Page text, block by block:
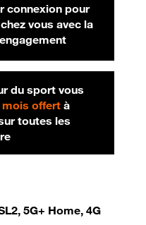
connexion pour
vous avec la
du sport vous
mois offertà
toutes les
5G+ Home, 4G